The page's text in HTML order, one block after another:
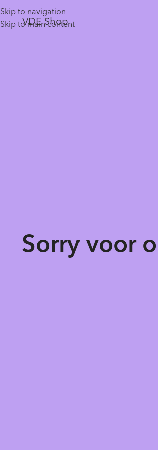
Skip to navigation
Skip to main content
VDE Shop
Sorry voor